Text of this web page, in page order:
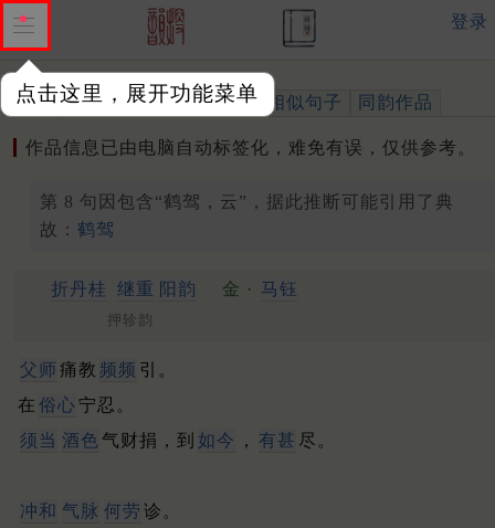
点击这里，展开功能菜单
登录
作品 标注四声 出处、引用 相似句子 同韵作品
作品信息已由电脑自动标签化，难免有误，仅供参考。
第 8 句因包含“鹤驾，云”，据此推断可能引用了典
故： 鹤驾
折丹桂 继重 阳韵 金 · 马钰
押轸韵
父师 痛教 频频 引。
在 俗心宁忍。
须当 酒色 气财捐，到 如今 ， 有甚 尽。
冲和 气脉 何劳 诊。